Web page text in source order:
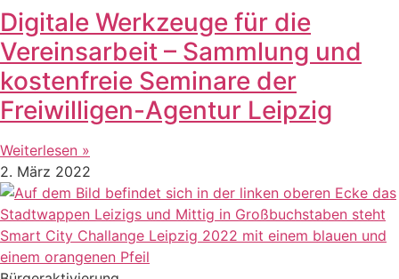
Digitale Werkzeuge für die
Vereinsarbeit – Sammlung und
kostenfreie Seminare der
Freiwilligen-Agentur Leipzig
Weiterlesen »
2. März 2022